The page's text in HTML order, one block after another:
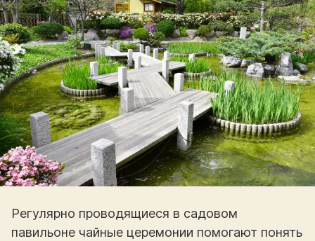
Регулярно проводящиеся в садовом
павильоне чайные церемонии помогают понять